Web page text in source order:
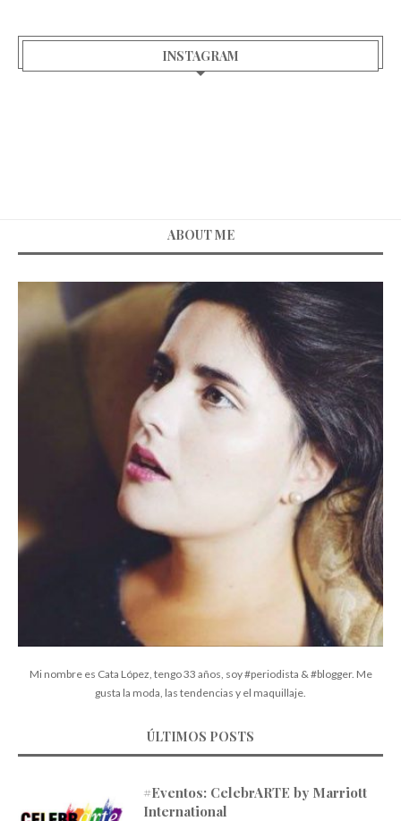
INSTAGRAM
ABOUT ME
Mi nombre es Cata López, tengo 33 años, soy #periodista & #blogger. Me
gusta la moda, las tendencias y el maquillaje.
ÚLTIMOS POSTS
#Eventos: CelebrARTE by Marriott
International